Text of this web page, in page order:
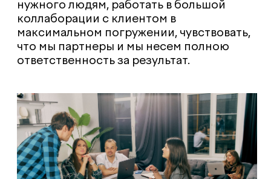
— у него должны гореть глаза. Научить
хард-скиллам можно, а вот энергии,
желанию развиваться и вести за собой
команду — нет.
Ярослав: Я бы добавил умение быть
честным. Например, честно сказать: «Я
особенно ценно. Мы ищем людей с
развитыми софт-скилами — тех, кто
понимает с первого раза, задает
правильные вопросы и обладает
логическим мышлением.
Как изменится роль агентства через 5
лет?